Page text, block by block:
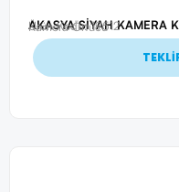
Ürün Kodu: 19512
Kamera Örtücü